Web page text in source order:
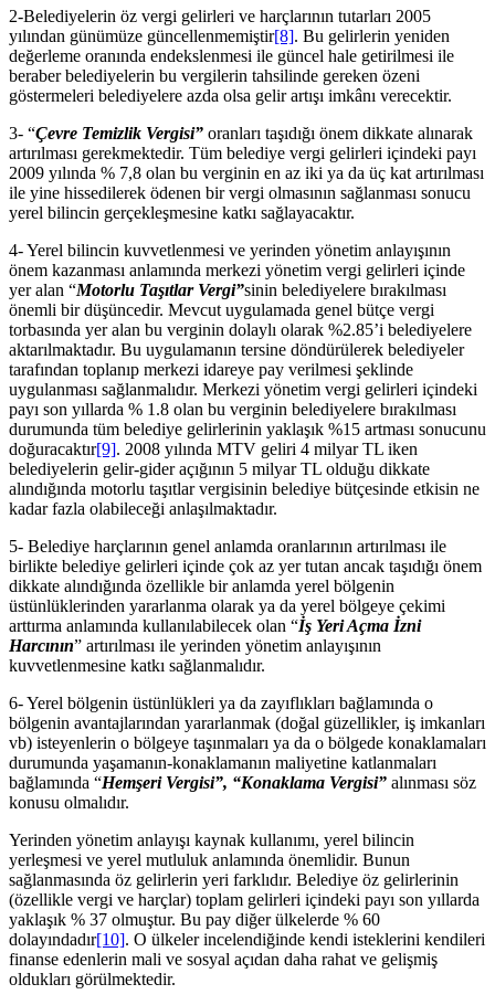
2-Belediyelerin öz vergi gelirleri ve harçlarının tutarları 2005
yılından günümüze güncellenmemiştir[8]. Bu gelirlerin yeniden
değerleme oranında endekslenmesi ile güncel hale getirilmesi ile
beraber belediyelerin bu vergilerin tahsilinde gereken özeni
göstermeleri belediyelere azda olsa gelir artışı imkânı verecektir.
3- “Çevre Temizlik Vergisi” oranları taşıdığı önem dikkate alınarak
artırılması gerekmektedir. Tüm belediye vergi gelirleri içindeki payı
2009 yılında % 7,8 olan bu verginin en az iki ya da üç kat artırılması
ile yine hissedilerek ödenen bir vergi olmasının sağlanması sonucu
yerel bilincin gerçekleşmesine katkı sağlayacaktır.
4- Yerel bilincin kuvvetlenmesi ve yerinden yönetim anlayışının
önem kazanması anlamında merkezi yönetim vergi gelirleri içinde
yer alan “Motorlu Taşıtlar Vergi”sinin belediyelere bırakılması
önemli bir düşüncedir. Mevcut uygulamada genel bütçe vergi
torbasında yer alan bu verginin dolaylı olarak %2.85’i belediyelere
aktarılmaktadır. Bu uygulamanın tersine döndürülerek belediyeler
tarafından toplanıp merkezi idareye pay verilmesi şeklinde
uygulanması sağlanmalıdır. Merkezi yönetim vergi gelirleri içindeki
payı son yıllarda % 1.8 olan bu verginin belediyelere bırakılması
durumunda tüm belediye gelirlerinin yaklaşık %15 artması sonucunu
doğuracaktır[9]. 2008 yılında MTV geliri 4 milyar TL iken
belediyelerin gelir-gider açığının 5 milyar TL olduğu dikkate
alındığında motorlu taşıtlar vergisinin belediye bütçesinde etkisin ne
kadar fazla olabileceği anlaşılmaktadır.
5- Belediye harçlarının genel anlamda oranlarının artırılması ile
birlikte belediye gelirleri içinde çok az yer tutan ancak taşıdığı önem
dikkate alındığında özellikle bir anlamda yerel bölgenin
üstünlüklerinden yararlanma olarak ya da yerel bölgeye çekimi
arttırma anlamında kullanılabilecek olan “İş Yeri Açma İzni
Harcının” artırılması ile yerinden yönetim anlayışının
kuvvetlenmesine katkı sağlanmalıdır.
6- Yerel bölgenin üstünlükleri ya da zayıflıkları bağlamında o
bölgenin avantajlarından yararlanmak (doğal güzellikler, iş imkanları
vb) isteyenlerin o bölgeye taşınmaları ya da o bölgede konaklamaları
durumunda yaşamanın-konaklamanın maliyetine katlanmaları
bağlamında “Hemşeri Vergisi”, “Konaklama Vergisi” alınması söz
konusu olmalıdır.
Yerinden yönetim anlayışı kaynak kullanımı, yerel bilincin
yerleşmesi ve yerel mutluluk anlamında önemlidir. Bunun
sağlanmasında öz gelirlerin yeri farklıdır. Belediye öz gelirlerinin
(özellikle vergi ve harçlar) toplam gelirleri içindeki payı son yıllarda
yaklaşık % 37 olmuştur. Bu pay diğer ülkelerde % 60
dolayındadır[10]. O ülkeler incelendiğinde kendi isteklerini kendileri
finanse edenlerin mali ve sosyal açıdan daha rahat ve gelişmiş
oldukları görülmektedir.